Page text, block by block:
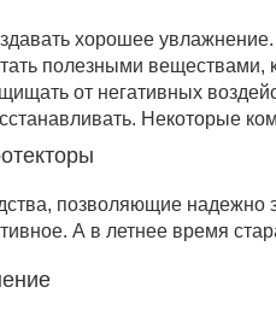
хорошее увлажнение.
полезными веществами,
от негативных
Некоторые
позволяющие надежно
А в летнее время